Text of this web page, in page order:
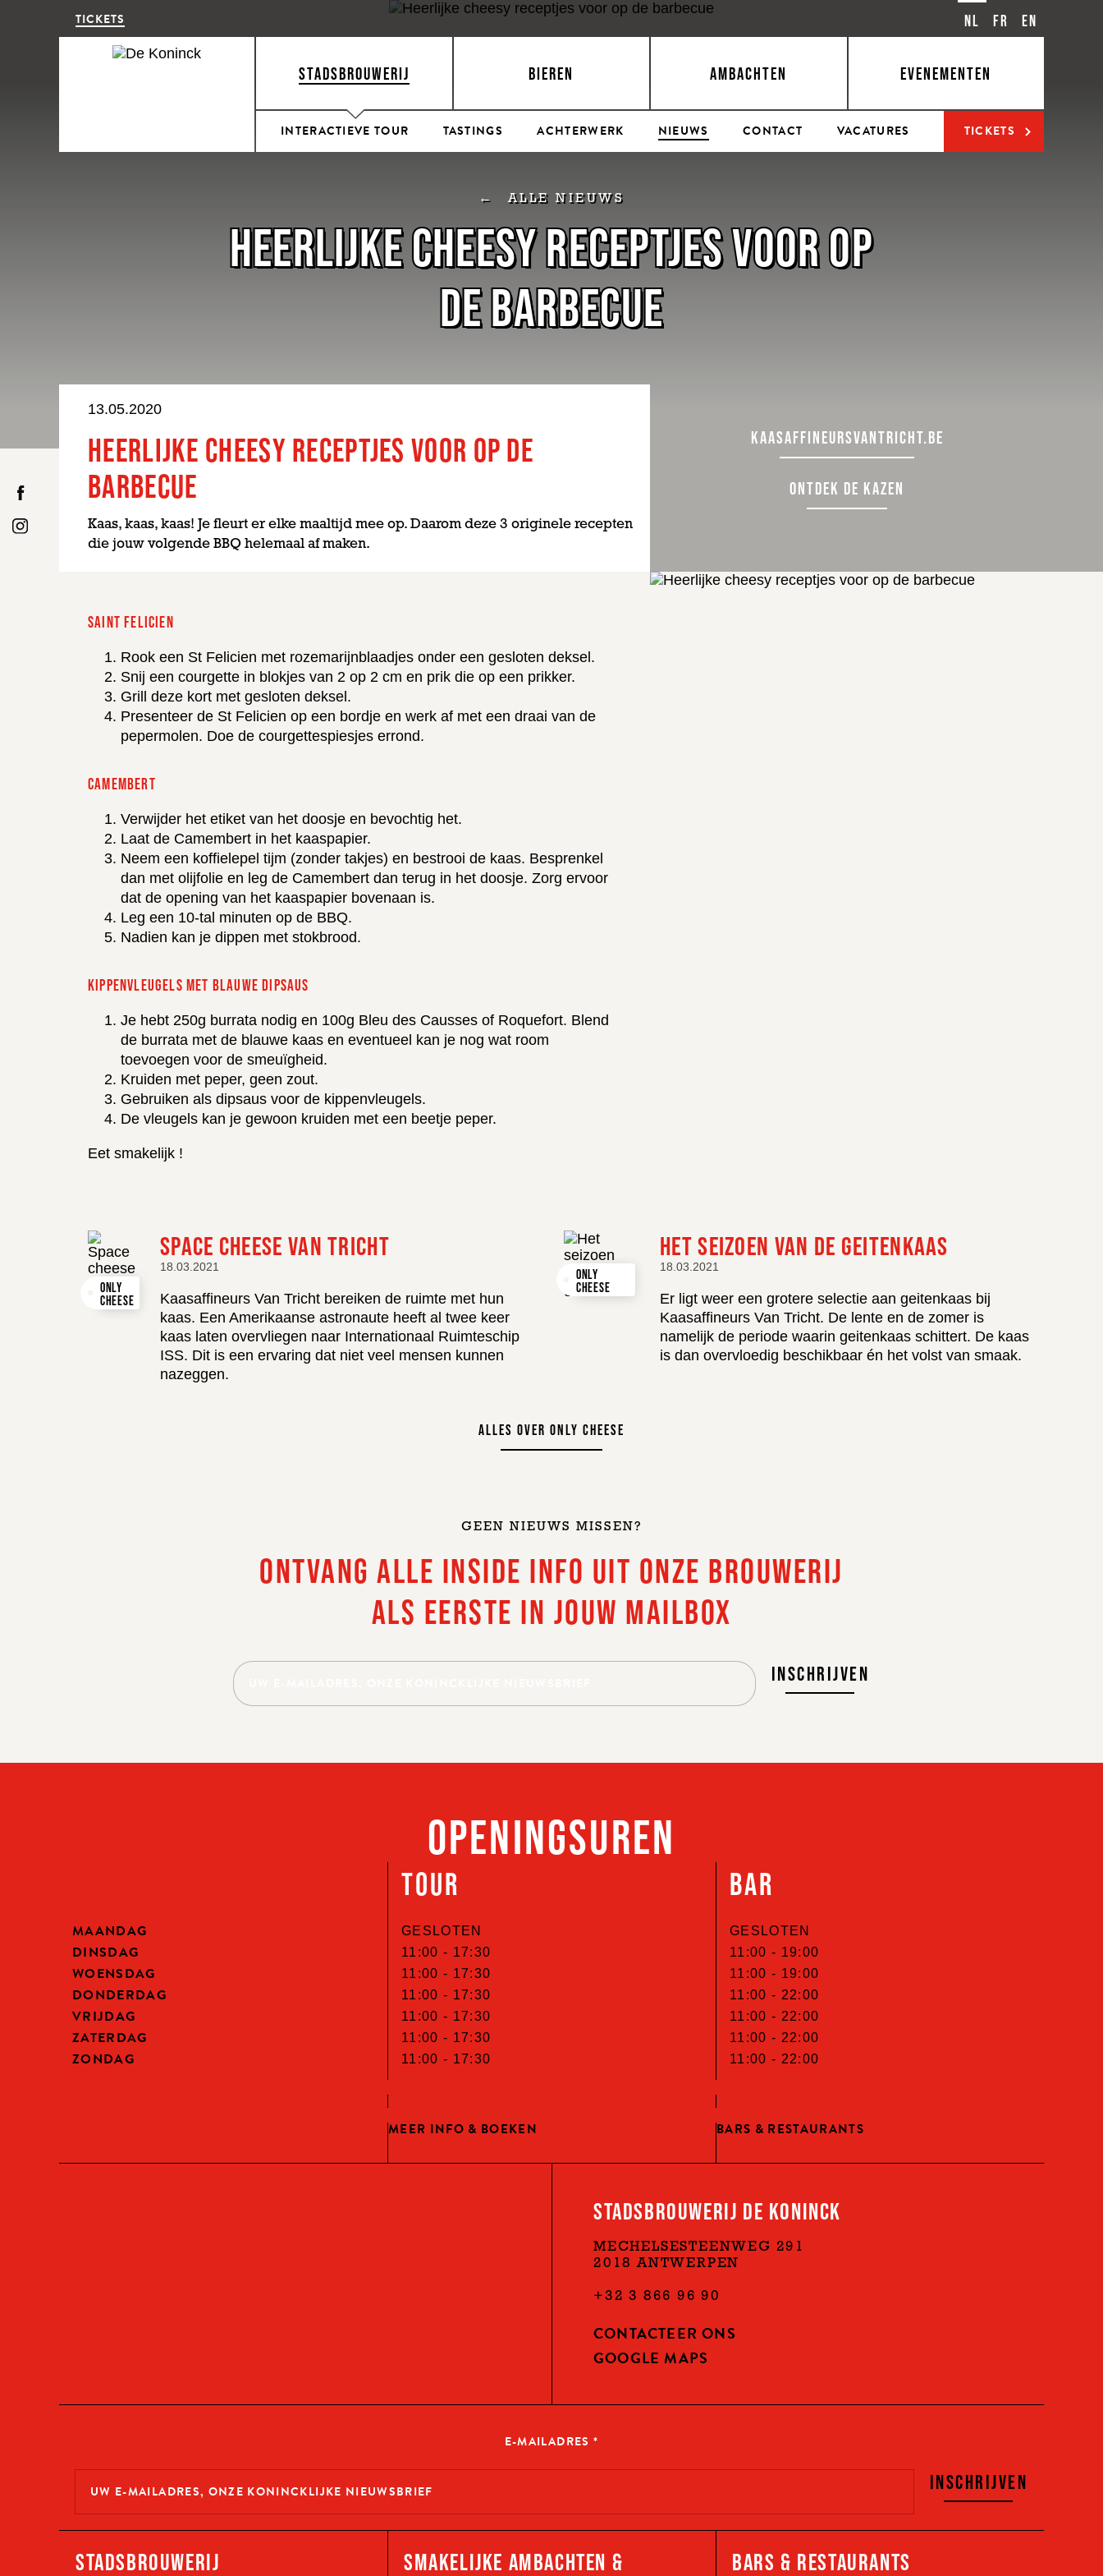
HEY, BEN JE OUD GENOEG OM
BIER TE DRINKEN?
TICKETS NL FR EN
STADSBROUWERIJ
INTERACTIEVE TOUR TASTINGS ACHTERWERK NIEUWS CONTACT VACATURES TICKETS
BIEREN AMBACHTEN EVENEMENTEN
ALLE NIEUWS
HEERLIJKE CHEESY RECEPTJES VOOR OP
DE BARBECUE
13.05.2020
HEERLIJKE CHEESY RECEPTJES VOOR OP DE
BARBECUE
Kaas, kaas, kaas! Je fleurt er elke maaltijd mee op. Daarom deze 3 originele recepten
die jouw volgende BBQ helemaal af maken.
KAASAFFINEURSVANTRICHT.BE
ONTDEK DE KAZEN
SAINT FELICIEN
Rook een St Felicien met rozemarijnblaadjes onder een gesloten deksel.
Snij een courgette in blokjes van 2 op 2 cm en prik die op een prikker.
Grill deze kort met gesloten deksel.
Presenteer de St Felicien op een bordje en werk af met een draai van de
pepermolen. Doe de courgettespiesjes errond.
CAMEMBERT
Verwijder het etiket van het doosje en bevochtig het.
Laat de Camembert in het kaaspapier.
Neem een koffielepel tijm (zonder takjes) en bestrooi de kaas. Besprenkel
dan met olijfolie en leg de Camembert dan terug in het doosje. Zorg ervoor
dat de opening van het kaaspapier bovenaan is.
Leg een 10-tal minuten op de BBQ.
Nadien kan je dippen met stokbrood.
KIPPENVLEUGELS MET BLAUWE DIPSAUS
Je hebt 250g burrata nodig en 100g Bleu des Causses of Roquefort. Blend
de burrata met de blauwe kaas en eventueel kan je nog wat room
toevoegen voor de smeuïgheid.
Kruiden met peper, geen zout.
Gebruiken als dipsaus voor de kippenvleugels.
De vleugels kan je gewoon kruiden met een beetje peper.
Eet smakelijk !
ONLY
CHEESE
SPACE CHEESE VAN TRICHT
18.03.2021
Kaasaffineurs Van Tricht bereiken de ruimte met hun
kaas. Een Amerikaanse astronaute heeft al twee keer
kaas laten overvliegen naar Internationaal Ruimteschip
ISS. Dit is een ervaring dat niet veel mensen kunnen
nazeggen.
ONLY
CHEESE
HET SEIZOEN VAN DE GEITENKAAS
18.03.2021
Er ligt weer een grotere selectie aan geitenkaas bij
Kaasaffineurs Van Tricht. De lente en de zomer is
namelijk de periode waarin geitenkaas schittert. De kaas
is dan overvloedig beschikbaar én het volst van smaak.
ALLES OVER ONLY CHEESE
GEEN NIEUWS MISSEN?
ONTVANG ALLE INSIDE INFO UIT ONZE BROUWERIJ
ALS EERSTE IN JOUW MAILBOX
INSCHRIJVEN
OPENINGSUREN
TOUR BAR
MAANDAG GESLOTEN GESLOTEN
DINSDAG 11:00 - 17:30 11:00 - 19:00
WOENSDAG 11:00 - 17:30 11:00 - 19:00
DONDERDAG 11:00 - 17:30 11:00 - 22:00
VRIJDAG 11:00 - 17:30 11:00 - 22:00
ZATERDAG 11:00 - 17:30 11:00 - 22:00
ZONDAG 11:00 - 17:30 11:00 - 22:00
MEER INFO & BOEKEN BARS & RESTAURANTS
STADSBROUWERIJ DE KONINCK
MECHELSESTEENWEG 291
2018 ANTWERPEN
+32 3 866 96 90
CONTACTEER ONS
GOOGLE MAPS
E-MAILADRES *
INSCHRIJVEN
STADSBROUWERIJ
SMAKELIJKE AMBACHTEN &
BARS & RESTAURANTS